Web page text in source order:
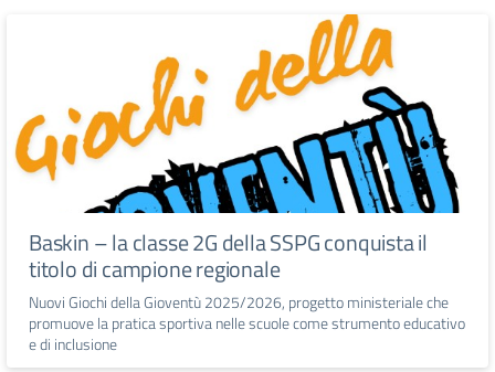
Baskin – la classe 2G della SSPG conquista il
titolo di campione regionale
Nuovi Giochi della Gioventù 2025/2026, progetto ministeriale che
promuove la pratica sportiva nelle scuole come strumento educativo
e di inclusione